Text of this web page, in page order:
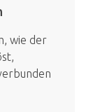
wie der